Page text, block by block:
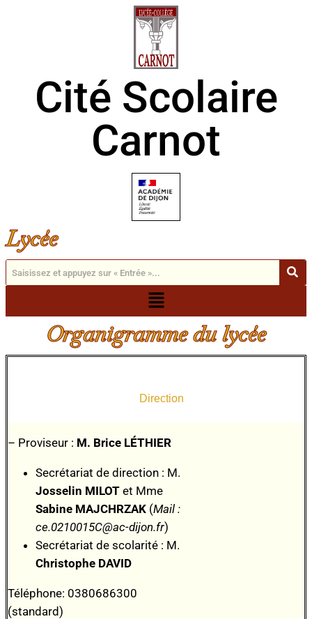
Cité Scolaire
Carnot
Lycée
Organigramme du lycée
Direction
– Proviseur : M. Brice LÉTHIER
Secrétariat de direction : M.
Josselin MILOT et Mme
Sabine MAJCHRZAK (Mail :
ce.0210015C@ac-dijon.fr)
Secrétariat de scolarité : M.
Christophe DAVID
Téléphone: 0380686300
(standard)